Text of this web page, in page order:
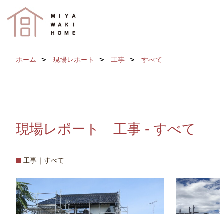
ホーム 現場レポート 工事 すべて
現場レポート 工事 - すべて
工事｜すべて